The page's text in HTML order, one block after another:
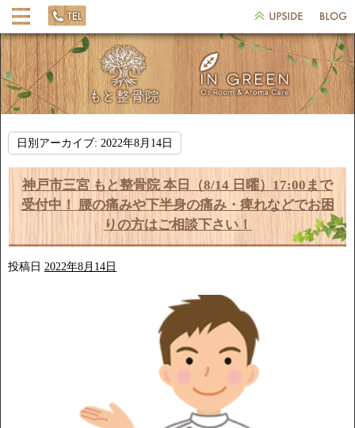
日別アーカイブ: 2022年8月14日
神戸市三宮 もと整骨院 本日（8/14 日曜）17:00まで
受付中！ 腰の痛みや下半身の痛み・痺れなどでお困
りの方はご相談下さい！
投稿日 2022年8月14日